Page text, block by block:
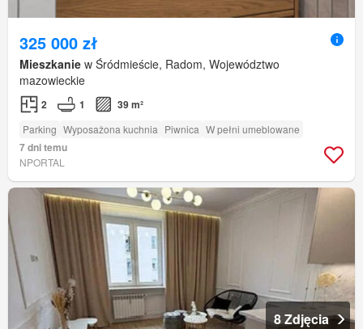
325 000 zł
Mieszkanie w Śródmieście, Radom, Województwo
mazowieckie
2 1 39 m²
Parking Wyposażona kuchnia Piwnica W pełni umeblowane
7 dni temu
NPORTAL
8 Zdjęcia